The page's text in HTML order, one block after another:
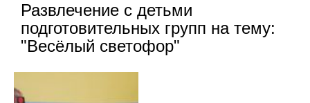
Развлечение с детьми
подготовительных групп на тему:
"Весёлый светофор"